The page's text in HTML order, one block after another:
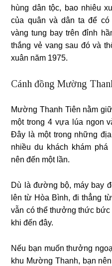
hùng dân tộc, bao nhiêu
của quân và dân ta để
vàng tung bay trên đỉnh
thắng vẻ vang sau đó và
xuân năm 1975.
Cánh đồng Mường
Mường Thanh Tiên nằm
một trong 4 vựa lúa ngon
Đây là một trong những
nhiều du khách khám phá
nên đến một lần.
Dù là đường bộ, máy bay
lên từ Hòa Bình, đi thẳng
vẫn có thể thưởng thức bức
khi đến đây.
Nếu bạn muốn thưởng
khu Mường Thanh, bạn